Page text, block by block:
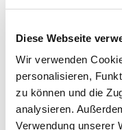
Diese Webseite
Wir verwenden
personalisieren,
zu können und die
analysieren.
Verwendung unserer
3A, 18437